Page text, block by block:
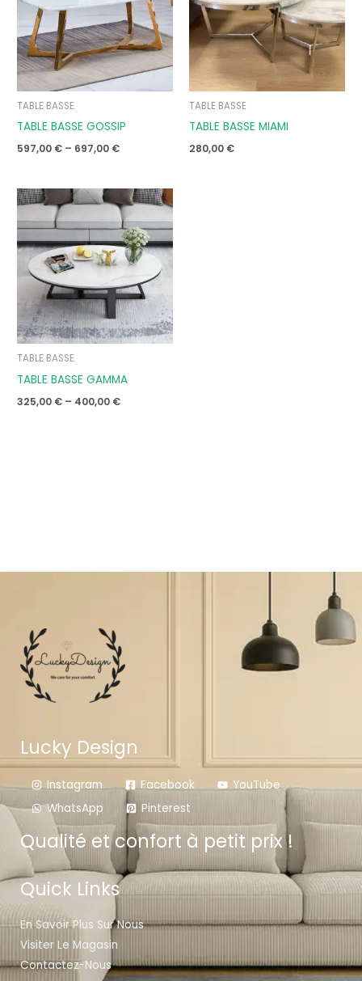
TABLE BASSE
TABLE BASSE GOSSIP
597,00 € – 697,00 €
TABLE BASSE
TABLE BASSE MIAMI
280,00 €
TABLE BASSE
TABLE BASSE GAMMA
325,00 € – 400,00 €
Price
range:
325,00 €
through
400,00 €
Lucky Design
Instagram Facebook
YouTube
WhatsApp
Pinterest
Qualité et confort à petit prix !
Quick Links
En Savoir Plus Sur Nous
Visiter Le Magasin
Contactez-Nous